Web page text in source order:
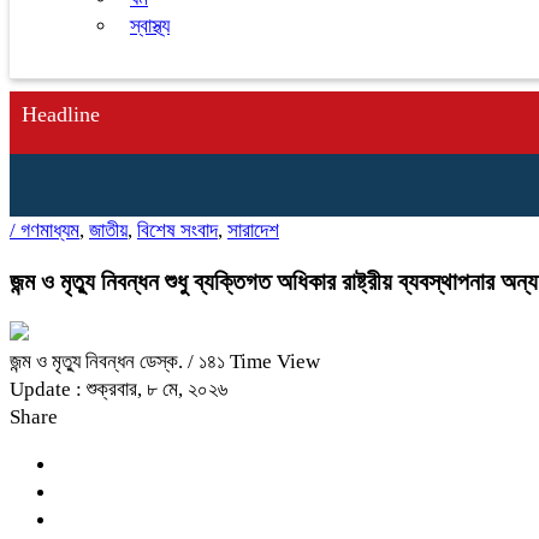
স্বাস্থ্য
Headline
/ গণমাধ্যম, জাতীয়, বিশেষ সংবাদ, সারাদেশ
জন্ম ও মৃত্যু নিবন্ধন শুধু ব্যক্তিগত অধিকার রাষ্ট্রীয় ব্যবস্থাপনার
জন্ম ও মৃত্যু নিবন্ধন ডেস্ক. / ১৪১ Time View
Update : শুক্রবার, ৮ মে, ২০২৬
Share